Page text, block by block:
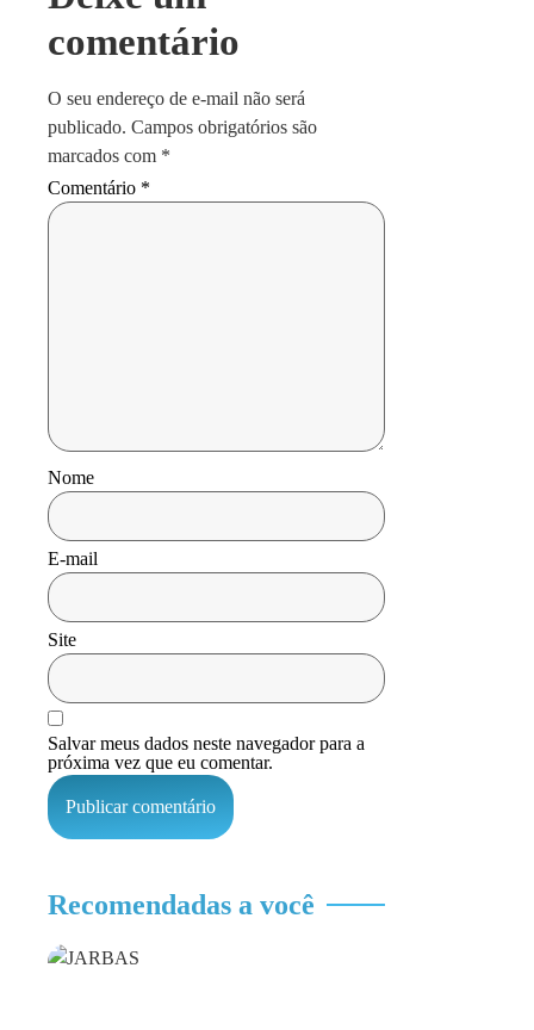
comentário
O seu endereço de e-mail não será
publicado. Campos obrigatórios são
marcados com *
Comentário *
Nome
E-mail
Site
Salvar meus dados neste navegador para a
próxima vez que eu comentar.
Recomendadas a você